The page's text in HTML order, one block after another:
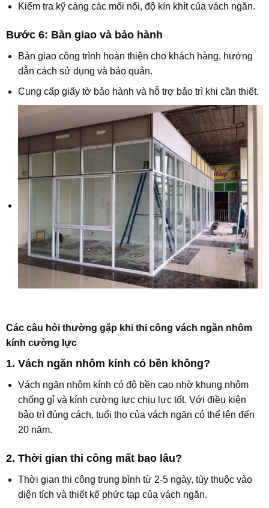
Kiểm tra kỹ càng các mối nối, độ kín khít của vách ngăn.
Bước 6: Bàn giao và bảo hành
Bàn giao công trình hoàn thiện cho khách hàng, hướng
dẫn cách sử dụng và bảo quản.
Cung cấp giấy tờ bảo hành và hỗ trợ bảo trì khi cần thiết.
Các câu hỏi thường gặp khi thi công vách ngăn nhôm
kính cường lực
1. Vách ngăn nhôm kính có bền không?
Vách ngăn nhôm kính có độ bền cao nhờ khung nhôm
chống gỉ và kính cường lực chịu lực tốt. Với điều kiện
bảo trì đúng cách, tuổi thọ của vách ngăn có thể lên đến
20 năm.
2. Thời gian thi công mất bao lâu?
Thời gian thi công trung bình từ 2-5 ngày, tùy thuộc vào
diện tích và thiết kế phức tạp của vách ngăn.